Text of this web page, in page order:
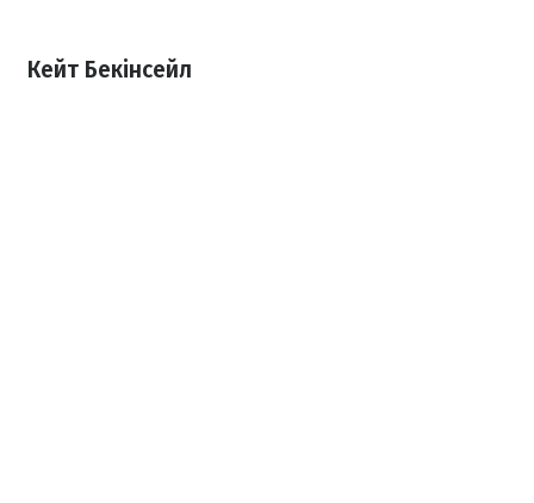
Кейт Бекінсейл